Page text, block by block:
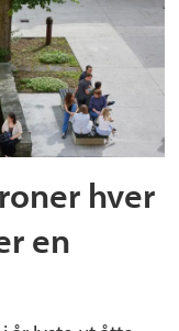
hver
en